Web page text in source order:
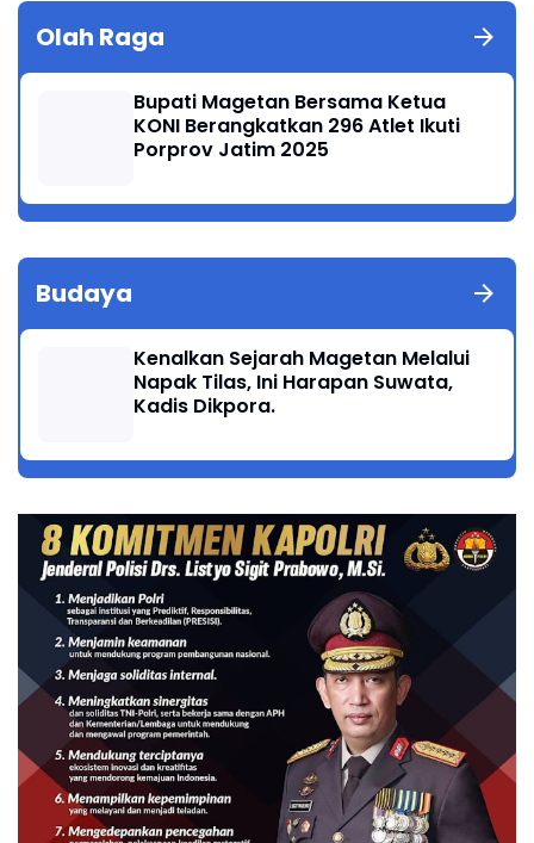
Olah Raga
Bupati Magetan Bersama Ketua
KONI Berangkatkan 296 Atlet Ikuti
Porprov Jatim 2025
Budaya
Kenalkan Sejarah Magetan Melalui
Napak Tilas, Ini Harapan Suwata,
Kadis Dikpora.